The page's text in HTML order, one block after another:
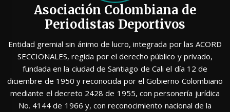
Asociación Colombiana de
Periodistas Deportivos
Entidad gremial sin ánimo de lucro, integrada por las ACORD
SECCIONALES, regida por el derecho público y privado,
fundada en la ciudad de Santiago de Cali el día 12 de
diciembre de 1950 y reconocida por el Gobierno Colombiano
mediante el decreto 2428 de 1955, con personería jurídica
No. 4144 de 1966 y, con reconocimiento nacional de la